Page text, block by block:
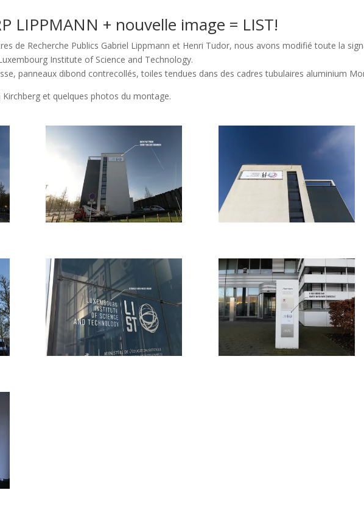
LIPPMANN + nouvelle image = LIST!
de Recherche Publics Gabriel Lippmann et Henri Tudor, nous avons modifié toute la
Institute of Science and Technology.
panneaux dibond contrecollés, toiles tendues dans des cadres tubulaires aluminium
et quelques photos du montage.